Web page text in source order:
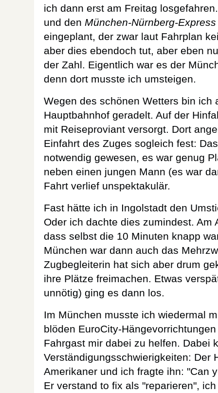
ich dann erst am Freitag
und den München-Nürnberg-Express
eingeplant, der zwar laut Fahrplan
aber dies ebendoch tut, aber eben
der Zahl. Eigentlich war es der
denn dort musste ich umsteigen.
Wegen des schönen Wetters bin ich
Hauptbahnhof geradelt. Auf der
mit Reiseproviant versorgt. Dort
Einfahrt des Zuges sogleich fest:
notwendig gewesen, es war genug
neben einen jungen Mann (es war
Fahrt verlief unspektakulär.
Fast hätte ich in Ingolstadt den
Oder ich dachte dies zumindest. Am
dass selbst die 10 Minuten knapp
München war dann auch das
Zugbegleiterin hat sich aber drum
ihre Plätze freimachen. Etwas
unnötig) ging es dann los.
Im München musste ich wiedermal
blöden EuroCity-
Fahrgast mir dabei zu helfen. Dabei
Verständigungsschwierigkeiten: Der
Amerikaner und ich fragte ihn: "Can
Er verstand to fix als "reparieren",